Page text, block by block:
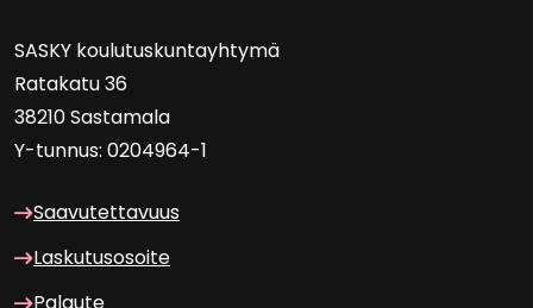
SASKY kou­lu­tus­kun­tayh­ty­mä
Ra­ta­ka­tu 36
38210 Sas­ta­ma­la
Y-​tunnus: 0204964-1
Saa­vu­tet­ta­vuus
Las­ku­tuso­soi­te